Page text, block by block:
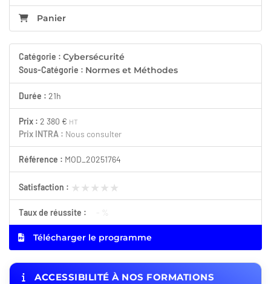
Panier
Catégorie : Cybersécurité
Sous-Catégorie : Normes et Méthodes
Durée : 21h
Prix : 2 380 € HT
Prix INTRA : Nous consulter
Référence : MOD_20251764
Satisfaction : ★★★★★
★★★★★
Taux de réussite : - %
Télécharger le programme
ACCESSIBILITÉ À NOS FORMATIONS